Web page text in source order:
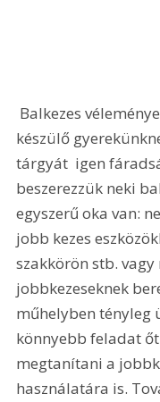
készülő
tárgyát  igen
beszerezzük neki
egyszerű oka van:
jobb kezes
szakkörön stb.
jobbkezeseknek
műhelyben tényleg
könnyebb feladat
megtanítani a
használatára is.